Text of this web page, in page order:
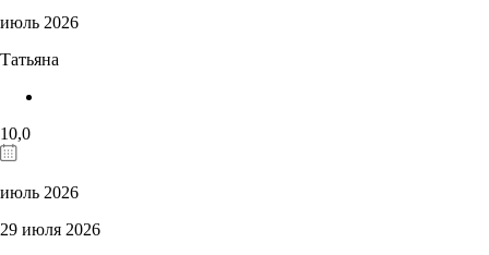
июль 2026
Татьяна
10,0
июль 2026
29 июля 2026